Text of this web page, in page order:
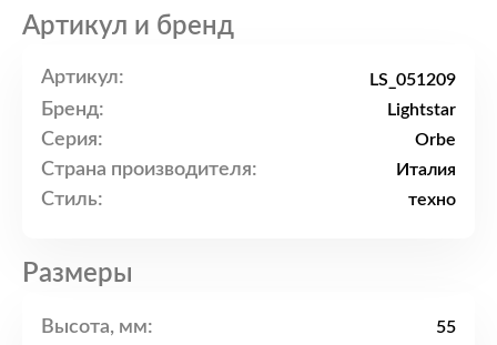
Артикул и бренд
Артикул: LS_051209
Бренд: Lightstar
Серия: Orbe
Страна производителя: Италия
Стиль: техно
Размеры
Высота, мм: 55